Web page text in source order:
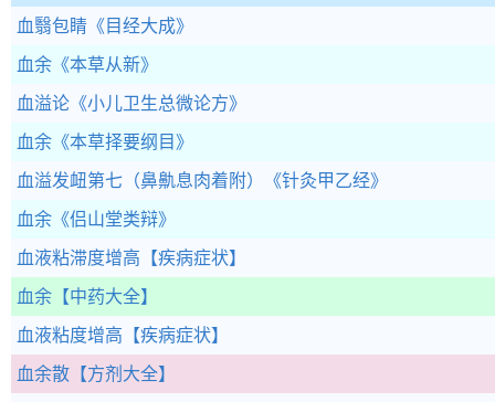
血翳包睛 《目经大成》
血余 《本草从新》
血溢论 《小儿卫生总微论方》
血余 《本草择要纲目》
血溢发衄第七（鼻鼽息肉着附） 《针灸甲乙经》
血余 《侣山堂类辩》
血液粘滞度增高 【疾病症状】
血余 【中药大全】
血液粘度增高 【疾病症状】
血余散 【方剂大全】